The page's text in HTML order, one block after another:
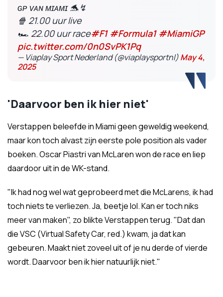
ɢᴘ ᴠᴀɴ ᴍɪᴀᴍɪ 🐬↯
🍿 21.00 uur live
🏎 22.00 uur race#F1 #Formula1 #MiamiGP
pic.twitter.com/0n0SvPK1Pq
— Viaplay Sport Nederland (@viaplaysportnl)May 4,
2025
'Daarvoor ben ik hier niet'
Verstappen beleefde in Miami geen geweldig weekend,
maar kon toch alvast zijn eerste pole position als vader
boeken. Oscar Piastri van McLaren won de race en liep
daardoor uit in de WK-stand.
"Ik had nog wel wat geprobeerd met die McLarens, ik had
toch niets te verliezen. Ja, beetje lol. Kan er toch niks
meer van maken", zo blikte Verstappen terug. "Dat dan
die VSC (Virtual Safety Car, red.) kwam, ja dat kan
gebeuren. Maakt niet zoveel uit of je nu derde of vierde
wordt. Daarvoor ben ik hier natuurlijk niet."